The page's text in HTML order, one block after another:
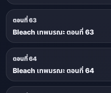
ตอนที่ 63
Bleach เทพมรณะ ตอนที่ 63
ตอนที่ 64
Bleach เทพมรณะ ตอนที่ 64